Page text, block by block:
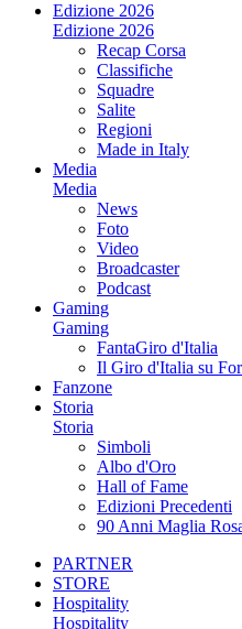
Edizione 2026
Edizione 2026
Recap Corsa
Classifiche
Squadre
Salite
Regioni
Made in Italy
Media
Media
News
Foto
Video
Broadcaster
Podcast
Gaming
Gaming
FantaGiro d'Italia
Il Giro d'Italia su
Fanzone
Storia
Storia
Simboli
Albo d'Oro
Hall of Fame
Edizioni Precedenti
90 Anni Maglia
PARTNER
STORE
Hospitality
Hospitality